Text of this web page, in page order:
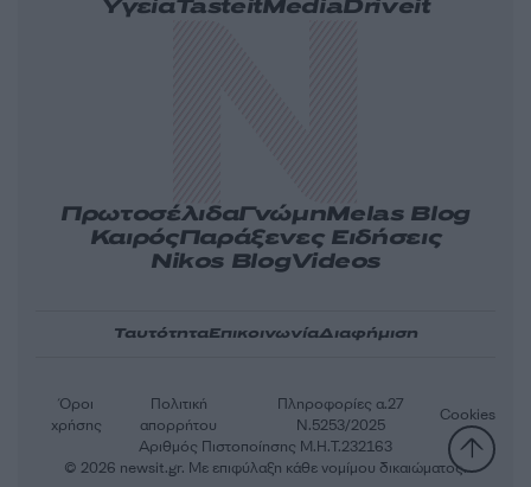
ΥγείαTasteitMediaDriveit
ΠρωτοσέλιδαΓνώμηMelas Blog
ΚαιρόςΠαράξενες Ειδήσεις
Nikos BlogVideos
ΤαυτότηταΕπικοινωνίαΔιαφήμιση
Αριθμός Πιστοποίησης Μ.Η.Τ.232163
Όροι
χρήσης
Πολιτική
απορρήτου
Πληροφορίες α.27
Ν.5253/2025
Cookies
© 2026 newsit.gr. Με επιφύλαξη κάθε νομίμου δικαιώματος.